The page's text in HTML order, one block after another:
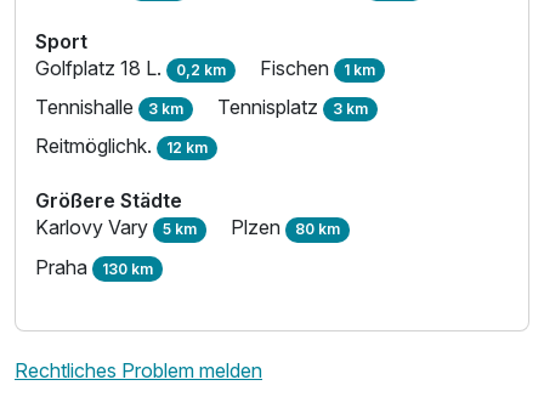
Sport
Golfplatz 18 L. 0,2 km Fischen 1 km
Tennishalle 3 km Tennisplatz 3 km
Reitmöglichk. 12 km
Größere Städte
Karlovy Vary 5 km Plzen 80 km
Praha 130 km
Rechtliches Problem melden